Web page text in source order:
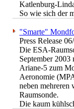
Katlenburg-
So wie sich der
"Smarte"
Press Release
Die ESA-
September
Ariane-5 zum
Aeronomie
neben mehreren
Raumsonde.
Die kaum